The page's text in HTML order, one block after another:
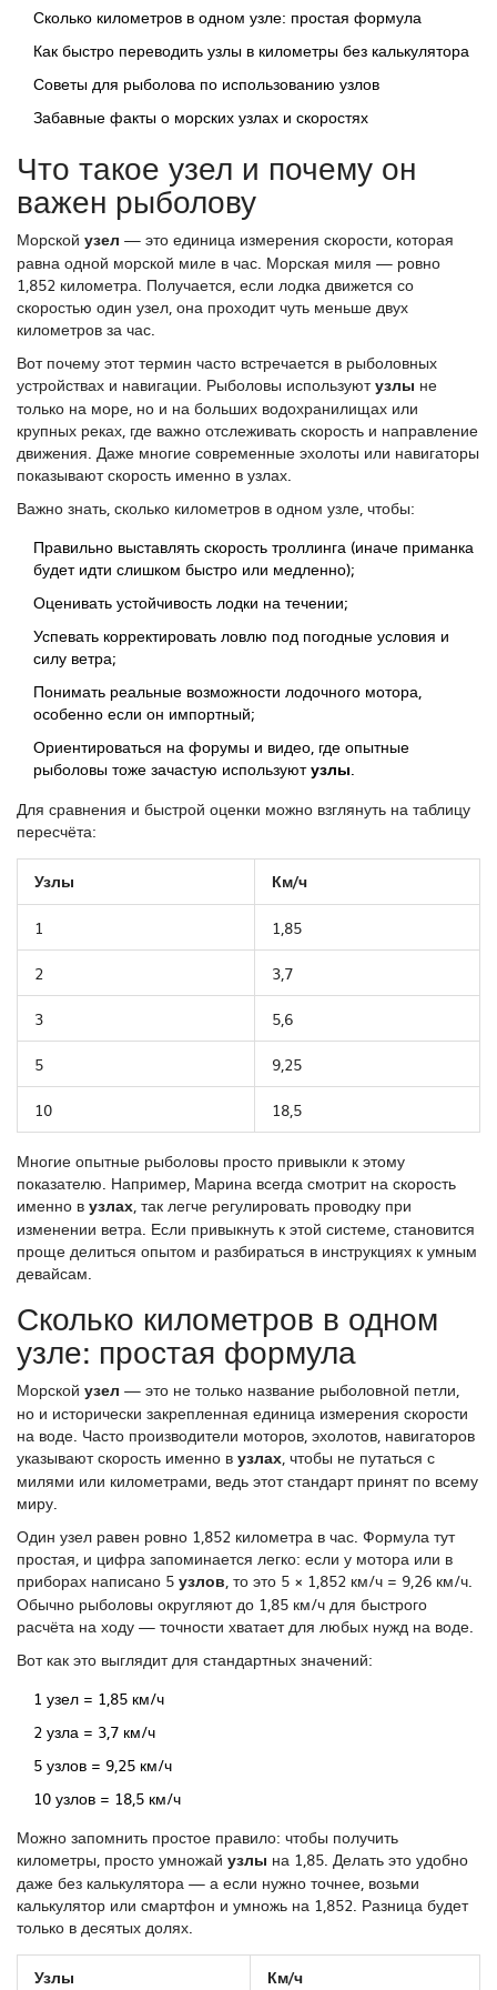
Сколько километров в одном узле: простая формула
Как быстро переводить узлы в километры без калькулятора
Советы для рыболова по использованию узлов
Забавные факты о морских узлах и скоростях
Что такое узел и почему он
важен рыболову
Морской узел — это единица измерения скорости, которая
равна одной морской миле в час. Морская миля — ровно
1,852 километра. Получается, если лодка движется со
скоростью один узел, она проходит чуть меньше двух
километров за час.
Вот почему этот термин часто встречается в рыболовных
устройствах и навигации. Рыболовы используютузлы не
только на море, но и на больших водохранилищах или
крупных реках, где важно отслеживать скорость и направление
движения. Даже многие современные эхолоты или навигаторы
показывают скорость именно в узлах.
Важно знать, сколько километров в одном узле, чтобы:
Правильно выставлять скорость троллинга (иначе приманка
будет идти слишком быстро или медленно);
Оценивать устойчивость лодки на течении;
Успевать корректировать ловлю под погодные условия и
силу ветра;
Понимать реальные возможности лодочного мотора,
особенно если он импортный;
Ориентироваться на форумы и видео, где опытные
рыболовы тоже зачастую используютузлы.
Для сравнения и быстрой оценки можно взглянуть на таблицу
пересчёта:
Узлы Км/ч
1 1,85
2 3,7
3 5,6
5 9,25
10 18,5
Многие опытные рыболовы просто привыкли к этому
показателю. Например, Марина всегда смотрит на скорость
именно в узлах, так легче регулировать проводку при
изменении ветра. Если привыкнуть к этой системе, становится
проще делиться опытом и разбираться в инструкциях к умным
девайсам.
Сколько километров в одном
узле: простая формула
Морской узел — это не только название рыболовной петли,
но и исторически закрепленная единица измерения скорости
на воде. Часто производители моторов, эхолотов, навигаторов
указывают скорость именно в узлах, чтобы не путаться с
милями или километрами, ведь этот стандарт принят по всему
миру.
Один узел равен ровно 1,852 километра в час. Формула тут
простая, и цифра запоминается легко: если у мотора или в
приборах написано 5 узлов, то это 5 × 1,852 км/ч = 9,26 км/ч.
Обычно рыболовы округляют до 1,85 км/ч для быстрого
расчёта на ходу — точности хватает для любых нужд на воде.
Вот как это выглядит для стандартных значений:
1 узел = 1,85 км/ч
2 узла = 3,7 км/ч
5 узлов = 9,25 км/ч
10 узлов = 18,5 км/ч
Можно запомнить простое правило: чтобы получить
километры, просто умножай узлы на 1,85. Делать это удобно
даже без калькулятора — а если нужно точнее, возьми
калькулятор или смартфон и умножь на 1,852. Разница будет
только в десятых долях.
Узлы Км/ч